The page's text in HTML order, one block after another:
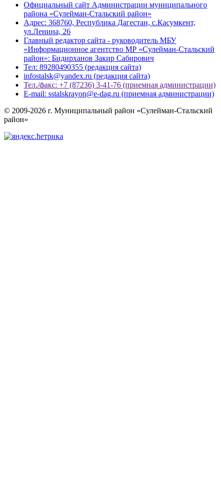
Официальный сайт Администрации муниципального
района «Сулейман-Стальский район»
Адрес: 368760, Республика Дагестан, с.Касумкент,
ул.Ленина, 26
Главный редактор сайта - руководитель МБУ
«Информационное агентство МР «Сулейман-Стальский
район»: Бидирханов Закир Сабирович
Тел: 89280490355 (редакция сайта)
infostalsk@yandex.ru (редакция сайта)
Тел./факс: +7 (87236) 3-41-76 (приемная администрации)
E-mail: sstalskrayon@e-dag.ru (приемная администрации)
© 2009-2026 г. Муниципальный район «Сулейман-Стальский
район»